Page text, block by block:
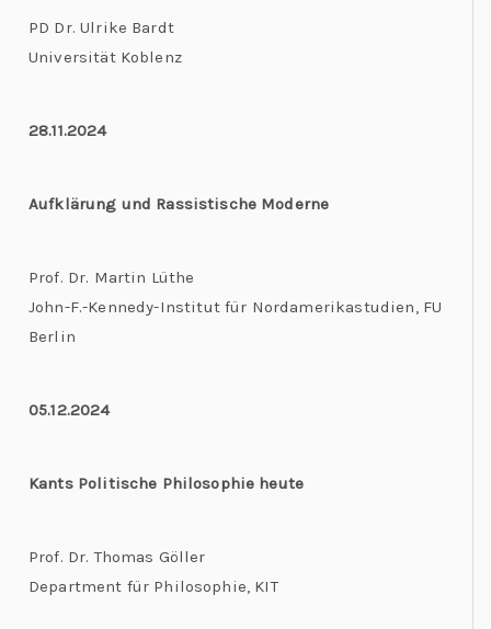
PD Dr. Ulrike Bardt
Universität Koblenz
28.11.2024
Aufklärung und Rassistische Moderne
Prof. Dr. Martin Lüthe
John-F.-Kennedy-Institut für Nordamerikastudien, FU
Berlin
05.12.2024
Kants Politische Philosophie heute
Prof. Dr. Thomas Göller
Department für Philosophie, KIT